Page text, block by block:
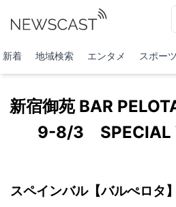
新着 地域検索 エンタメ スポーツ
新宿御苑 BAR
9-8/3 SPECIAL
スペインバル【バルぺロタ